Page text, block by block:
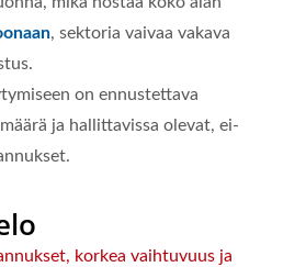
, sektoria vaivaa vakava
on ennustettava
ja hallittavissa olevat, ei-
korkea vaihtuvuus ja